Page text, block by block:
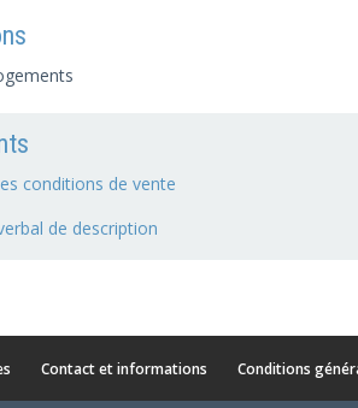
conditions de vente
de description
Contact et informations Conditions